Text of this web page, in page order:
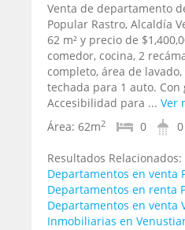
Venta de departamento
Popular Rastro, Alcaldía
62 m² y precio de
comedor, cocina, 2
completo, área de
techada para 1 auto. Con
Accesibilidad para ... Ver
Área: 62m2 0 0
Resultados Relacionados:
Departamentos en venta
Departamentos en renta
Departamentos en venta
Inmobiliarias en